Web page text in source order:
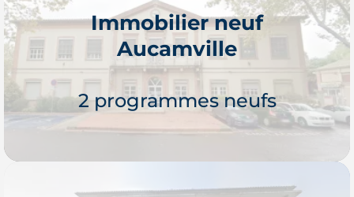
Je découvre
Immobilier neuf
Aucamville
2 programmes neufs